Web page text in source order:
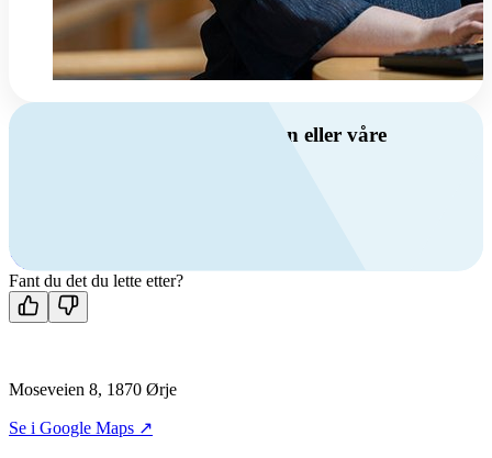
Har du spørsmål om ventilasjon eller våre
Kontakt oss
Fant du det du lette etter?
Moseveien 8, 1870 Ørje
Se i Google Maps ↗